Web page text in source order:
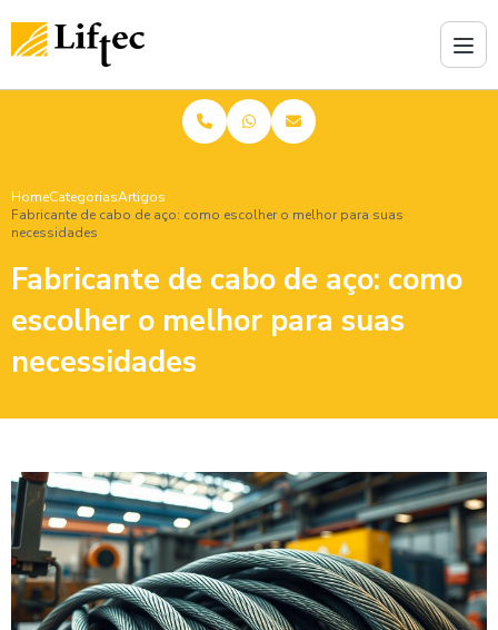
HomeCategoriasArtigos
Fabricante de cabo de aço: como escolher o melhor para suas
necessidades
Fabricante de cabo de aço: como
escolher o melhor para suas
necessidades